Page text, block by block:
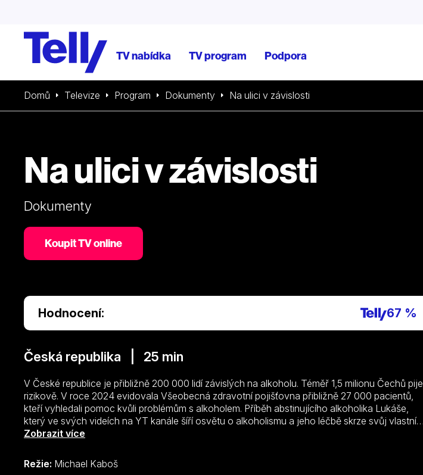
TV nabídka TV program Podpora
Domů Televize Program Dokumenty Na ulici v závislosti
Na ulici v závislosti
Dokumenty
Koupit TV online
Hodnocení: 67 %
Česká republika | 25 min
V České republice je přibližně 200 000 lidí závislých na alkoholu. Téměř 1,5 milionu Čechů pije
rizikově. V roce 2024 evidovala Všeobecná zdravotní pojišťovna přibližně 27 000 pacientů,
kteří vyhledali pomoc kvůli problémům s alkoholem. Příběh abstinujícího alkoholika Lukáše,
který ve svých videích na YT kanále šíří osvětu o alkoholismu a jeho léčbě skrze svůj vlastní
příběh a příběhy jiných abstinujících, ukazuje, jak náročná, zraňující a bolestivá může být
o tom, jak Lukáš při své pomoci prochází mnohými testy trpělivosti. Tam, kde je frustrace
opravdu na místě, on pokračuje.
Zobrazit více
Režie: Michael Kaboš